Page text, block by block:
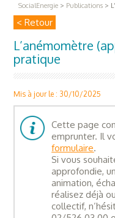
SocialEnergie > Publications >
< Retour
L’anémomètre
pratique
Mis à jour le : 30/10/2025
Cette page
emprunter. Il
formulaire.
Si vous
approfondie,
animation,
réalisez déjà
collectif,